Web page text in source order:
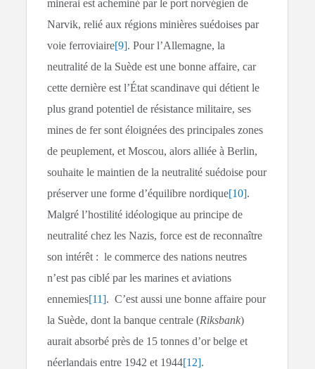
minerai est acheminé par le port norvégien de
Narvik, relié aux régions minières suédoises par
voie ferroviaire[9]. Pour l’Allemagne, la
neutralité de la Suède est une bonne affaire, car
cette dernière est l’État scandinave qui détient le
plus grand potentiel de résistance militaire, ses
mines de fer sont éloignées des principales zones
de peuplement, et Moscou, alors alliée à Berlin,
souhaite le maintien de la neutralité suédoise pour
préserver une forme d’équilibre nordique[10].
Malgré l’hostilité idéologique au principe de
neutralité chez les Nazis, force est de reconnaître
son intérêt : le commerce des nations neutres
n’est pas ciblé par les marines et aviations
ennemies[11]. C’est aussi une bonne affaire pour
la Suède, dont la banque centrale (Riksbank)
aurait absorbé près de 15 tonnes d’or belge et
néerlandais entre 1942 et 1944[12].